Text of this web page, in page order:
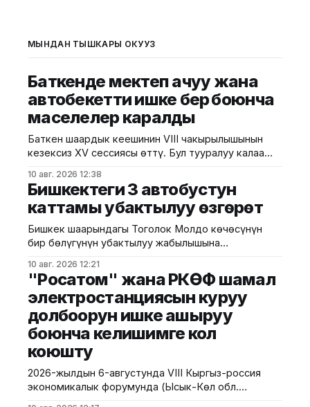
МЫНДАН ТЫШКАРЫ ОКУҢУЗ
Баткенде мектеп ачуу жана
автобекетти ишке берүү боюнча
маселелер каралды
Баткен шаардык кеңешинин VIII чакырылышынын
кезексиз XV сессиясы өттү. Бул тууралуу калаа
сессияга шаардык кеңештин төрагасы Алтынбек
Аширов, Баткен шаарынын мэринин орун басары
Алихан Ураимов, депутаттар жана мекеме-
тартибинде Баткен шаарынын Чет-Булак
кварталынын Аэропорт тилкесинде Коомчулукту
өнүктүрүү жана инвестициялоо агенттигинин
каржылоосу
10 авг. 2026 12:38
Бишкектеги 3 автобустун
каттамы убактылуу өзгөрөт
Бишкек шаарындагы Тоголок Молдо көчөсүнүн
бир бөлүгүнүн убактылуу жабылышына
автобустарынын каттамдарынын кыймыл чиймеси
убактылуу өзгөртүлөт. Бишкек шаарынын
мэриясынын маалыматына ылайык, жаңы кыймыл
чиймеси оңдоо иштери толук аяктаганга чейин
күчүндө болот. Билдирүүгө караганда, жолдогу
чектөөлөр 2026–2027-жылдардын күз-кыш
мезгилине даярдык көрүүнүн алкагында жылуулук
тармактарын
10 авг. 2026 12:21
"Росатом" жана РКӨФ шамал
электростанциясын куруу
долбоорун ишке ашыруу
боюнча келишимге кол
коюшту
2026-жылдын 6-августунда VIII Кыргыз-россия
экономикалык форумунда (Ысык-Көл обл.